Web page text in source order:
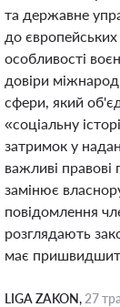
та державне
до
особливості
довіри
сфери, який
«соціальну
затримок у
важливі
замінює
повідомлення
розглядають
має
LIGA ZAKON, 27